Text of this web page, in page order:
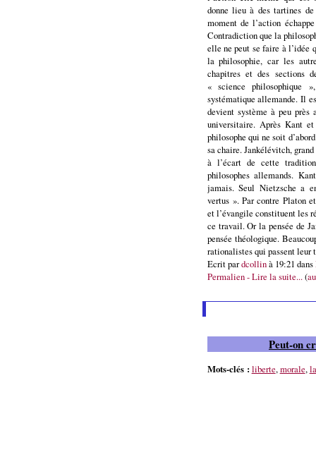
donne lieu à des tartines
moment de l’action
Contradiction que la
elle ne peut se faire à l’idée
la philosophie, car les
chapitres et des sections
« science philosophique
systématique allemande. Il
devient système à peu
universitaire. Après Kant
philosophe qui ne soit
sa chaire. Jankélévitch,
à l’écart de cette
philosophes allemands.
jamais. Seul Nietzsche a
vertus ». Par contre Platon
et l’évangile constituent les
ce travail. Or la pensée de
pensée théologique.
rationalistes qui passent leur
Ecrit pardcollinà 19:21 dans
Permalien - Lire la suite...(
Peut-on
Mots-clés : liberte,morale,